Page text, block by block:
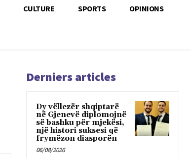
CULTURE SPORTS OPINIONS
Derniers articles
Dy vëllezër shqiptarë
në Gjenevë diplomojnë
së bashku për mjekësi,
një histori suksesi që
frymëzon diasporën
06/08/2026